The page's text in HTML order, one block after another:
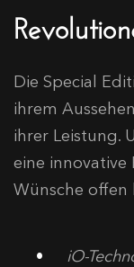
Die Special
ihrem
ihrer Leistung.
eine innovative
Wünsche offen
iO-